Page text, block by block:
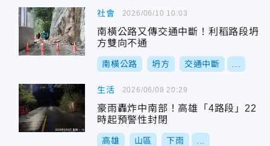
社會
南橫公路又傳交通中斷！利稻路段坍
方雙向不通
南橫公路 坍方 交通中斷
2026/06/10 10:03
生活
豪雨轟炸中南部！高雄「4路段」22
時起預警性封閉
高雄 山區 下雨
2026/06/08 20:29